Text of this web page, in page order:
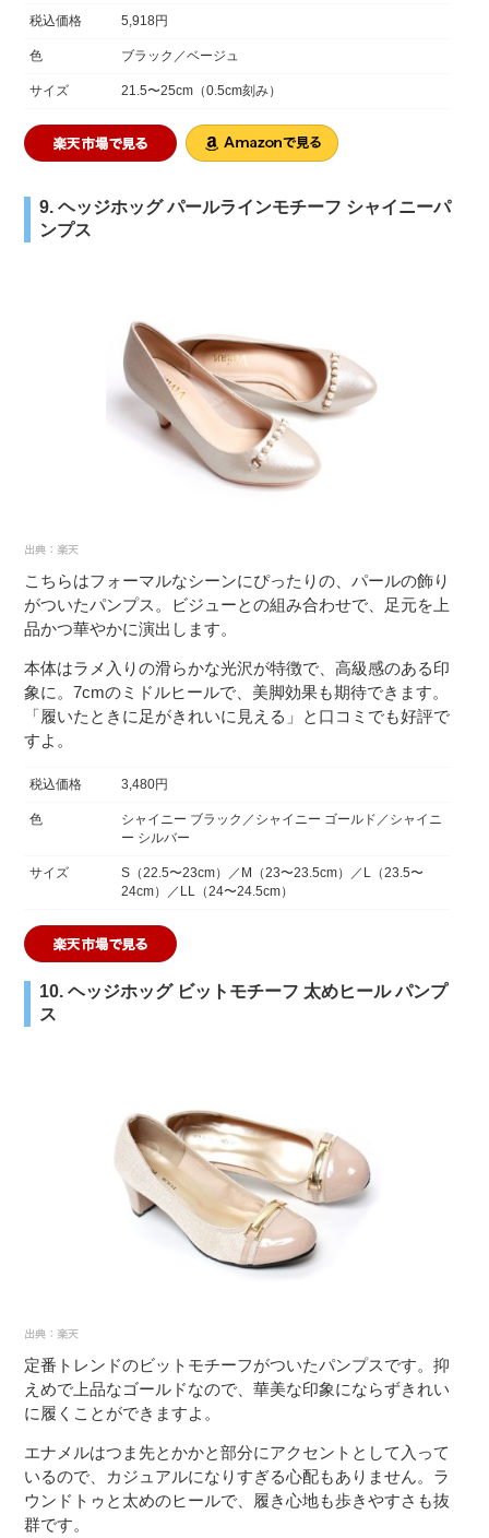
税込価格 5,918円
色 ブラック／ベージュ
サイズ 21.5〜25cm（0.5cm刻み）
9. ヘッジホッグ パールラインモチーフ シャイニーパ
ンプス
こちらはフォーマルなシーンにぴったりの、パールの飾り
がついたパンプス。ビジューとの組み合わせで、足元を上
品かつ華やかに演出します。
本体はラメ入りの滑らかな光沢が特徴で、高級感のある印
象に。7cmのミドルヒールで、美脚効果も期待できます。
「履いたときに足がきれいに見える」と口コミでも好評で
すよ。
税込価格 3,480円
色
シャイニー ブラック／シャイニー ゴールド／シャイニ
ー シルバー
サイズ
S（22.5〜23cm）／M（23〜23.5cm）／L（23.5〜
24cm）／LL（24〜24.5cm）
10. ヘッジホッグ ビットモチーフ 太めヒール パンプ
ス
定番トレンドのビットモチーフがついたパンプスです。抑
えめで上品なゴールドなので、華美な印象にならずきれい
に履くことができますよ。
エナメルはつま先とかかと部分にアクセントとして入って
いるので、カジュアルになりすぎる心配もありません。ラ
ウンドトゥと太めのヒールで、履き心地も歩きやすさも抜
群です。